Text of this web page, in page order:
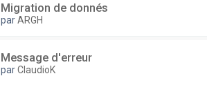
Migration de donnés
parARGH
Message d'erreur
parClaudioK